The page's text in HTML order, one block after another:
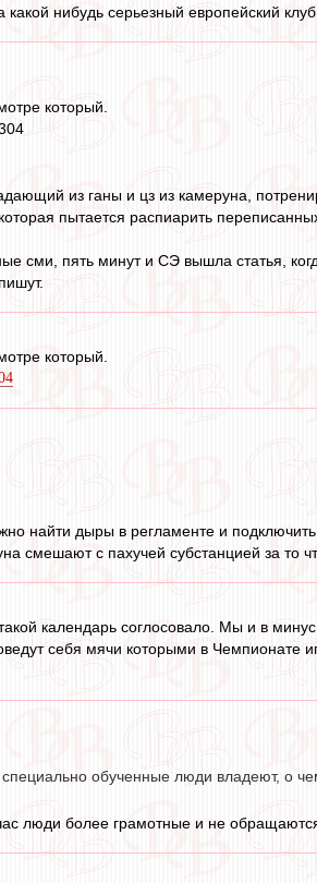
нибудь серьезный европейский
который.
из ганы и цз из камеруна,
пытается распиарить
сми, пять минут и СЭ вышла статья,
который.
найти дыры в регламенте и
смешают с пахучей субстанцией за то
календарь соглосовало. Мы и в
себя мячи которыми в Чемпионате
специально обученные люди владеют, о
люди более грамотные и не обращаются